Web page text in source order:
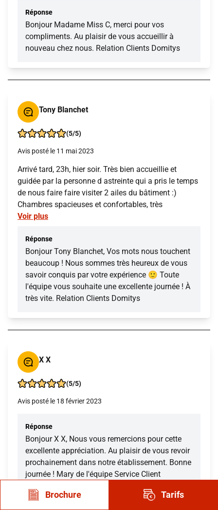
Réponse
Bonjour Madame Miss C, merci pour vos
compliments. Au plaisir de vous accueillir à
nouveau chez nous. Relation Clients Domitys
Tony Blanchet
(5/5)
Avis posté le 11 mai 2023
Arrivé tard, 23h, hier soir. Très bien accueillie et
guidée par la personne d astreinte qui a pris le temps
de nous faire faire visiter 2 ailes du bâtiment :)
Chambres spacieuses et confortables, très
Voir plus
Réponse
Bonjour Tony Blanchet, Vos mots nous touchent
beaucoup ! Nous sommes très heureux de vous
savoir conquis par votre expérience 🙂 Toute
l'équipe vous souhaite une excellente journée ! À
très vite. Relation Clients Domitys
X X
(5/5)
Avis posté le 18 février 2023
Réponse
Bonjour X X, Nous vous remercions pour cette
excellente appréciation. Au plaisir de vous revoir
prochainement dans notre établissement. Bonne
journée ! Mary de l'équipe Service Client
Brochure Tarifs